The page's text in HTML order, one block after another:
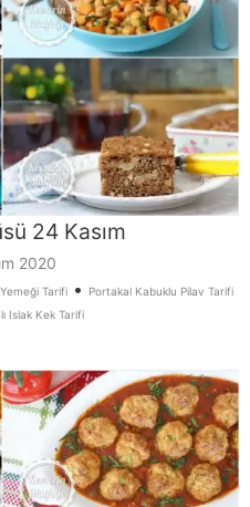
24 Kasım
2020
Tarifi • Portakal Kabuklu Pilav Tarifi
Islak Kek Tarifi